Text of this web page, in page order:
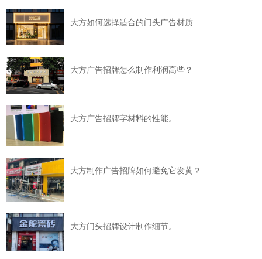
大方如何选择适合的门头广告材质
大方广告招牌怎么制作利润高些？
大方广告招牌字材料的性能。
大方制作广告招牌如何避免它发黄？
大方门头招牌设计制作细节。